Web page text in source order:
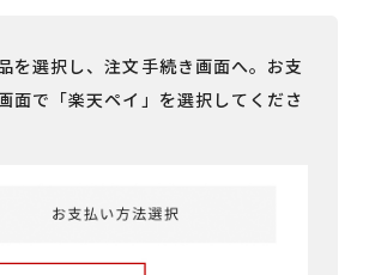
を選択し、注文手続き画面へ。お支
面で「楽天ペイ」を選択してくださ